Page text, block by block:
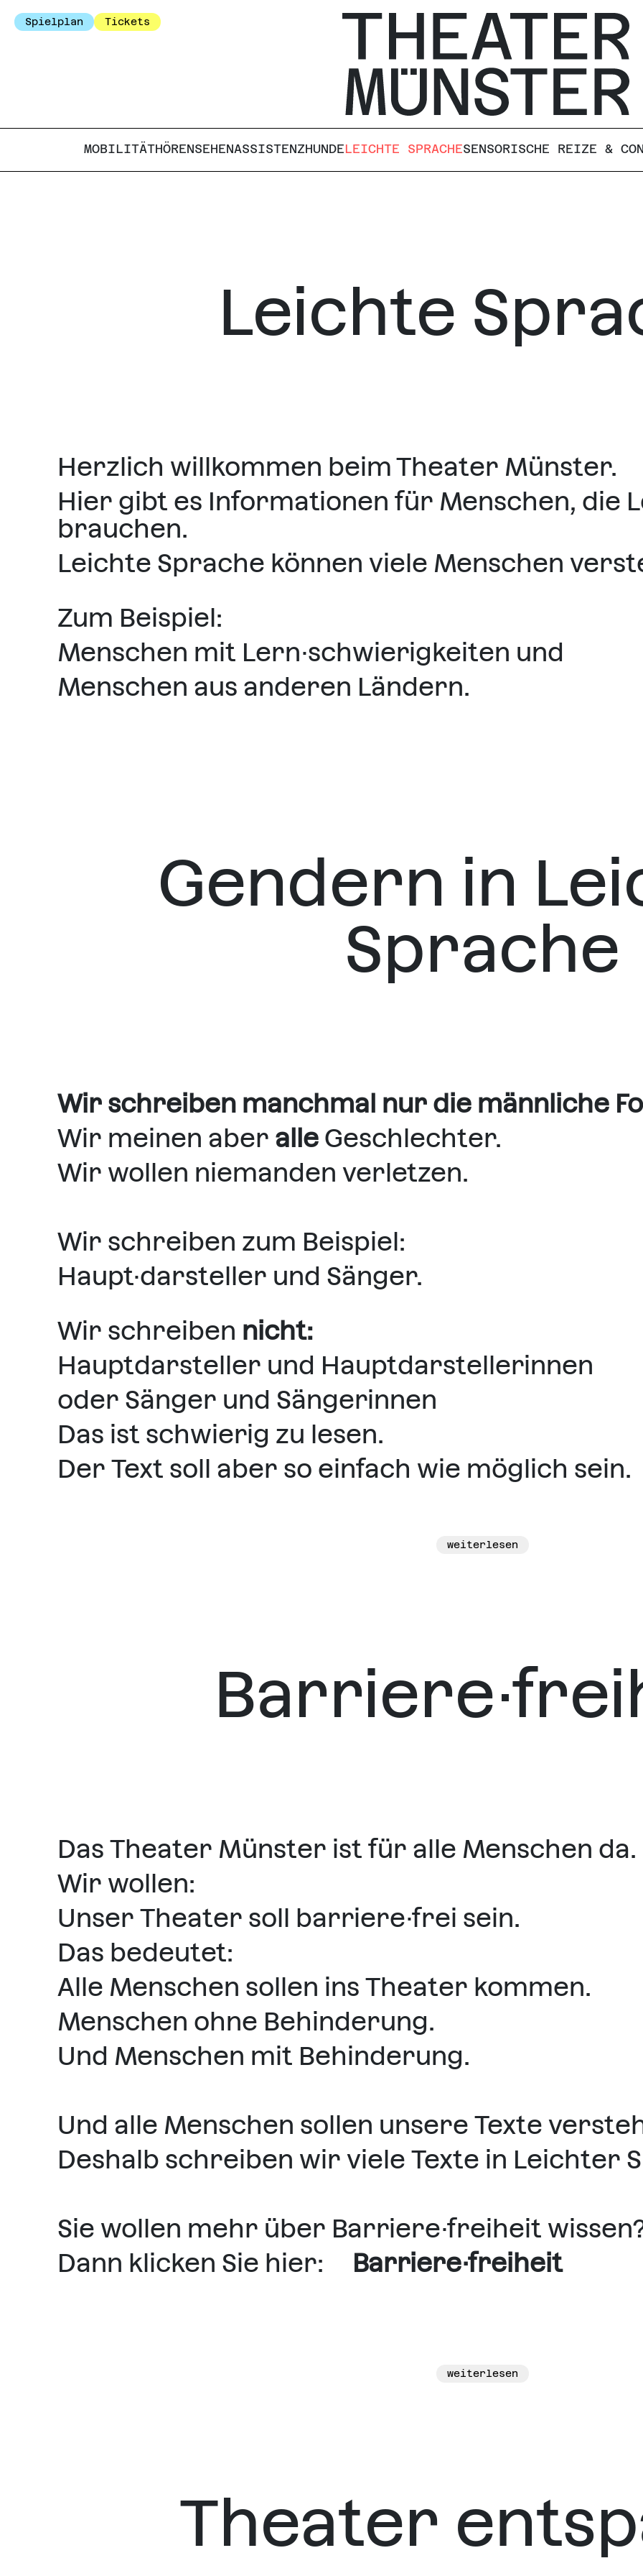
Spielplan Tickets
MOBILITÄTHÖRENSEHENASSISTENZHUNDELEICHTE SPRACHESENSORISCHE REIZE &
Leichte
Herzlich willkommen beim Theater Münster.
Hier gibt es Informationen für Menschen, die
brauchen.
Leichte Sprache können viele Menschen
Zum Beispiel:
Menschen mit Lern·schwierigkeiten und
Menschen aus anderen Ländern.
Gendern in
Sprache
Wir schreiben manchmal nur die männliche
Wir meinen aber alle Geschlechter.
Wir wollen niemanden verletzen.
Wir schreiben zum Beispiel:
Haupt·darsteller und Sänger.
Wir schreiben nicht:
Hauptdarsteller und Hauptdarstellerinnen
oder Sänger und Sängerinnen
Das ist schwierig zu lesen.
Der Text soll aber so einfach wie möglich sein.
weiterlesen
Das Theater Münster ist für alle Menschen da.
Wir wollen:
Unser Theater soll barriere·frei sein.
Das bedeutet:
Alle Menschen sollen ins Theater kommen.
Menschen ohne Behinderung.
Und Menschen mit Behinderung.
Und alle Menschen sollen unsere Texte
Deshalb schreiben wir viele Texte in Leichter
Sie wollen mehr über Barriere·freiheit
Dann klicken Sie hier: Barriere·freiheit
weiterlesen
Theater